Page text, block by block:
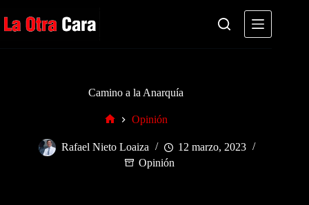
al
contenido
Camino a la Anarquía
Opinión
Rafael Nieto Loaiza
12 marzo, 2023
Opinión